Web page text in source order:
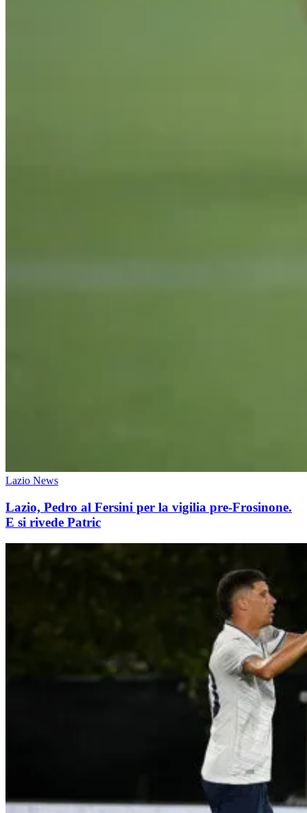
Lazio News
Lazio, Pedro al Fersini per la vigilia pre-Frosinone.
E si rivede Patric